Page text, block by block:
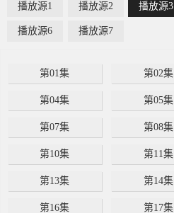
播放源1 播放源2 播放源3
播放源6 播放源7
第01集 第02集
第04集 第05集
第07集 第08集
第10集 第11集
第13集 第14集
第16集 第17集